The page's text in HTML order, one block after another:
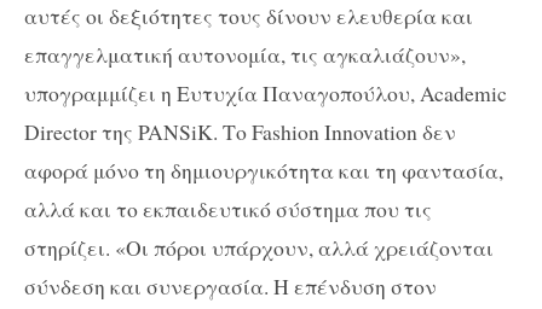
αυτές οι δεξιότητες τους δίνουν ελευθερία και
επαγγελματική αυτονομία, τις αγκαλιάζουν»,
υπογραμμίζει η Ευτυχία Παναγοπούλου, Academic
Director της PANSiK. Το Fashion Innovation δεν
αφορά μόνο τη δημιουργικότητα και τη φαντασία,
αλλά και το εκπαιδευτικό σύστημα που τις
στηρίζει. «Οι πόροι υπάρχουν, αλλά χρειάζονται
σύνδεση και συνεργασία. Η επένδυση στον